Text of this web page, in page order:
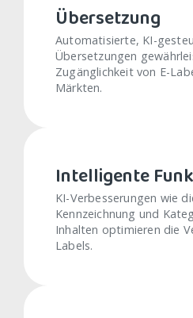
Übersetzung
Automatisierte, KI-
Übersetzungen
Zugänglichkeit von E-
Märkten.
Intelligente
KI-Verbesserungen wie
Kennzeichnung und
Inhalten optimieren die
Labels.